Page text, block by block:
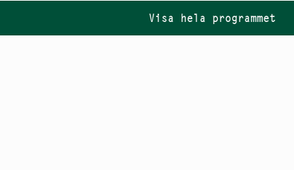
Visa hela programmet